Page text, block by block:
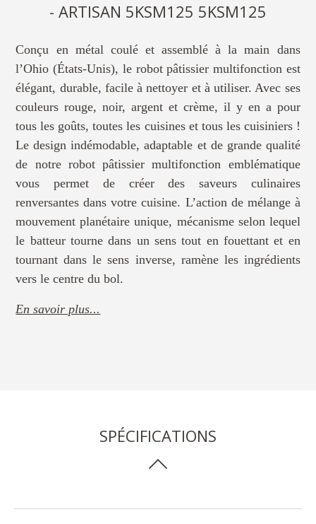
- ARTISAN 5KSM125 5KSM125
Conçu en métal coulé et assemblé à la main dans
l’Ohio (États-Unis), le robot pâtissier multifonction est
élégant, durable, facile à nettoyer et à utiliser. Avec ses
couleurs rouge, noir, argent et crème, il y en a pour
tous les goûts, toutes les cuisines et tous les cuisiniers !
Le design indémodable, adaptable et de grande qualité
de notre robot pâtissier multifonction emblématique
vous permet de créer des saveurs culinaires
renversantes dans votre cuisine. L’action de mélange à
mouvement planétaire unique, mécanisme selon lequel
le batteur tourne dans un sens tout en fouettant et en
tournant dans le sens inverse, ramène les ingrédients
vers le centre du bol.
En savoir plus...
SPÉCIFICATIONS